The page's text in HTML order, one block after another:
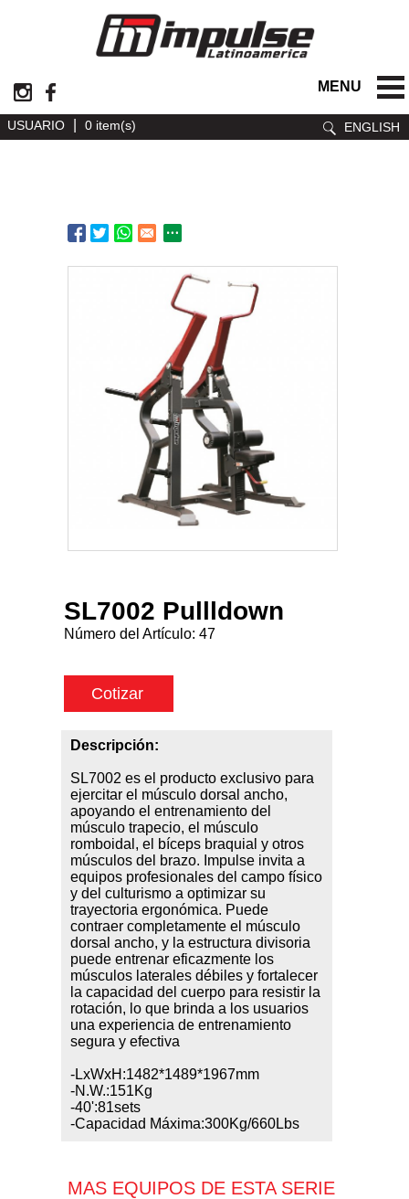
MENU
ENGLISH
USUARIO 0 item(s)
SL7002 Pullldown
Número del Artículo: 47
Cotizar
Descripción:
SL7002 es el producto exclusivo para
ejercitar el músculo dorsal ancho,
apoyando el entrenamiento del
músculo trapecio, el músculo
romboidal, el bíceps braquial y otros
músculos del brazo. Impulse invita a
equipos profesionales del campo físico
y del culturismo a optimizar su
trayectoria ergonómica. Puede
contraer completamente el músculo
dorsal ancho, y la estructura divisoria
puede entrenar eficazmente los
músculos laterales débiles y fortalecer
la capacidad del cuerpo para resistir la
rotación, lo que brinda a los usuarios
una experiencia de entrenamiento
segura y efectiva
-LxWxH:1482*1489*1967mm
-N.W.:151Kg
-40':81sets
-Capacidad Máxima:300Kg/660Lbs
MAS EQUIPOS DE ESTA SERIE